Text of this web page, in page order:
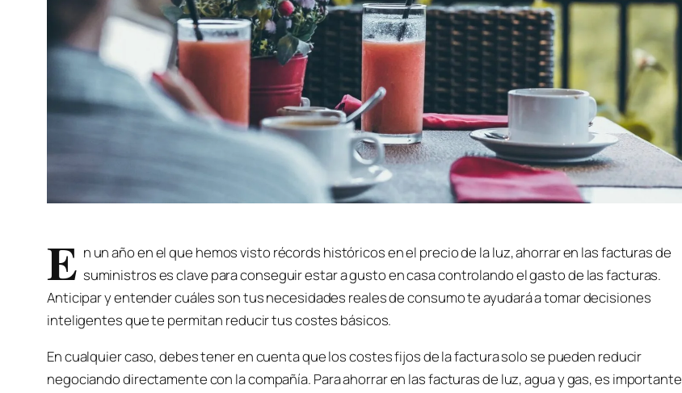
E n un año en el que hemos visto récords históricos en el precio de la luz, ahorrar en las facturas de
suministros es clave para conseguir estar a gusto en casa controlando el gasto de las facturas.
Anticipar y entender cuáles son tus necesidades reales de consumo te ayudará a tomar decisiones
inteligentes que te permitan reducir tus costes básicos.
En cualquier caso, debes tener en cuenta que los costes fijos de la factura solo se pueden reducir
negociando directamente con la compañía. Para ahorrar en las facturas de luz, agua y gas, es importante